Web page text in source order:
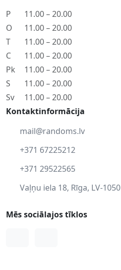
P
11.00 – 20.00
O
11.00 – 20.00
T
11.00 – 20.00
C
11.00 – 20.00
Pk
11.00 – 20.00
S
11.00 – 20.00
Sv
11.00 – 20.00
Kontaktinformācija
mail@randoms.lv
+371 67225212
+371 29522565
Vaļņu iela 18, Rīga, LV-1050
Mēs sociālajos tīklos